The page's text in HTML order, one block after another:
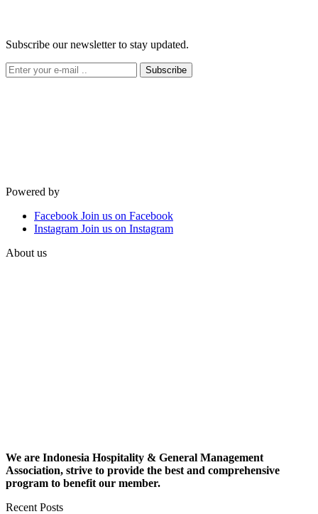
Subscribe our newsletter to stay updated.
Subscribe
Powered by
Facebook Join us on Facebook
Instagram Join us on Instagram
About us
We are Indonesia Hospitality & General Management
Association, strive to provide the best and comprehensive
program to benefit our member.
Recent Posts